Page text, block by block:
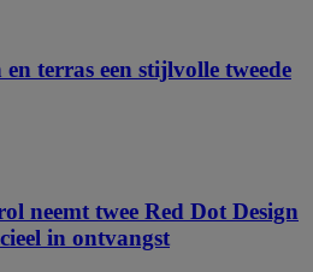
terras een stijlvolle tweede
neemt twee Red Dot Design
in ontvangst